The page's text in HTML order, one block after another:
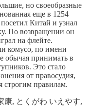
но своеобразные
еще в 1254
Китай и узнал
По возвращении он
на флейте.
комусо, по имени
обычая принимать в
Это стало
от правосудия,
строгим правилам.
康, とくがわ いえやす,